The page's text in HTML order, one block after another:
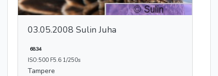
03.05.2008 Sulin Juha
6834
ISO:500 F5.6 1/250s
Tampere